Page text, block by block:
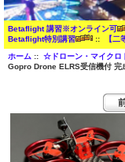
Betaflight 講習※オンライン可
Betaflight特別講習
:: 【
ホーム:: ☆ドローン・マイクロ
Gopro Drone ELRS受信機付